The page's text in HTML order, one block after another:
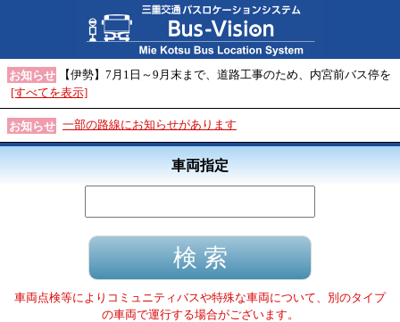
お知らせ
【伊勢】7月1日～9月末まで、道路工事のため、内宮前バス停を
[すべてを表示]
お知らせ 一部の路線にお知らせがあります
車両指定
車両点検等によりコミュニティバスや特殊な車両について、別のタイプ
の車両で運行する場合がございます。